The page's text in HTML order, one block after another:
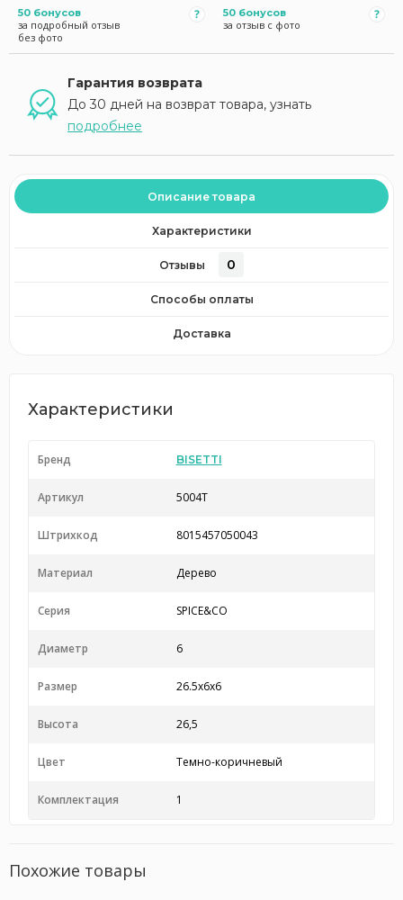
50 бонусов
за подробный отзыв
без фото
50 бонусов
за отзыв с фото
Гарантия возврата
До 30 дней на возврат товара, узнать
подробнее
Описание товара
Характеристики
Отзывы 0
Способы оплаты
Доставка
Характеристики
Бренд BISETTI
Артикул 5004T
Штрихкод 8015457050043
Материал Дерево
Серия SPICE&CO
Диаметр 6
Размер 26.5x6x6
Высота 26,5
Цвет Темно-коричневый
Комплектация 1
Похожие товары